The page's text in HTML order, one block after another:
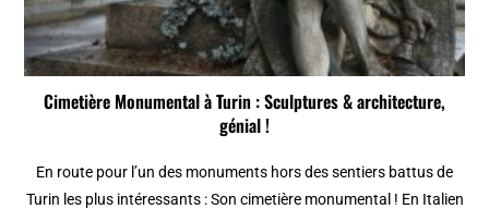
Cimetière Monumental à Turin : Sculptures & architecture,
génial !
En route pour l’un des monuments hors des sentiers battus de
Turin les plus intéressants : Son cimetière monumental ! En Italien